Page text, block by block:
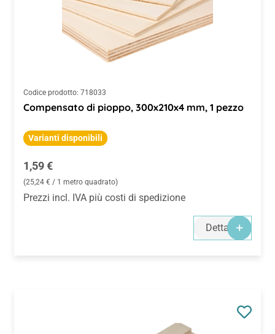
Codice prodotto: 718033
Compensato di pioppo, 300x210x4 mm, 1 pezzo
Varianti disponibili
Prezzo normale:
1,59 €
(25,24 € / 1 metro quadrato)
Prezzi incl. IVA più costi di spedizione
Dettagli